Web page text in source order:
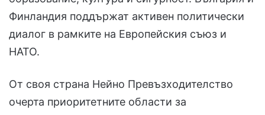
Финландия поддържат активен политически
диалог в рамките на Европейския съюз и
НАТО.
От своя страна Нейно Превъзходителство
очерта приоритетните области за